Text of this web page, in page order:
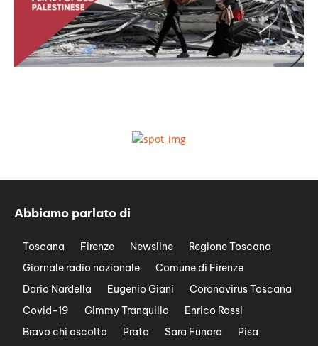
Abbiamo parlato di
Toscana Firenze Newsline
Regione Toscana
Giornale radio nazionale
Comune di Firenze
Dario Nardella
Eugenio Giani
Coronavirus Toscana
Covid-19
Gimmy Tranquillo
Enrico Rossi
Bravo chi ascolta
Prato Sara Funaro
Pisa